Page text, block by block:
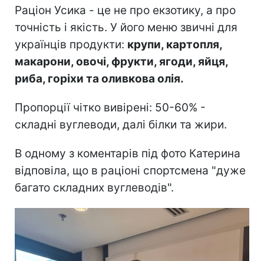
Раціон Усика - це не про екзотику, а про
точність і якість. У його меню звичні для
українців продукти: крупи, картопля,
макарони, овочі, фрукти, ягоди, яйця,
риба, горіхи та оливкова олія.
Пропорції чітко вивірені: 50-60% -
складні вуглеводи, далі білки та жири.
В одному з коментарів під фото Катерина
відповіла, що в раціоні спортсмена "дуже
багато складних вуглеводів".